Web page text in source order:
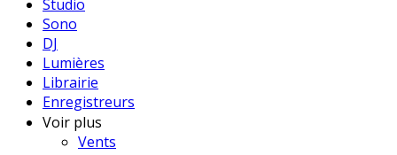
Studio
Sono
DJ
Lumières
Librairie
Enregistreurs
Voir plus
Vents